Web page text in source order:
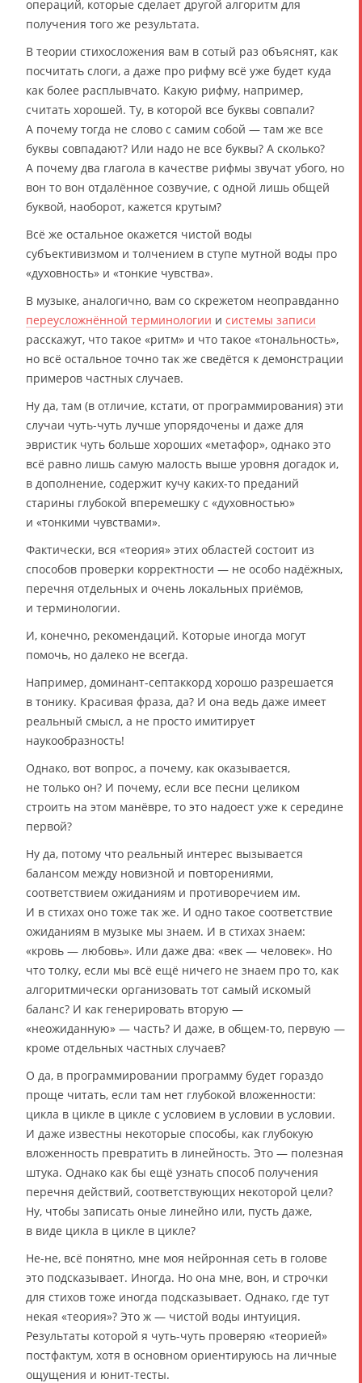
операций, которые сделает другой алгоритм для
получения того же результата.
В теории стихосложения вам в сотый раз объяснят, как
посчитать слоги, а даже про рифму всё уже будет куда
как более расплывчато. Какую рифму, например,
считать хорошей. Ту, в которой все буквы совпали?
А почему тогда не слово с самим собой — там же все
буквы совпадают? Или надо не все буквы? А сколько?
А почему два глагола в качестве рифмы звучат убого, но
вон то вон отдалённое созвучие, с одной лишь общей
буквой, наоборот, кажется крутым?
Всё же остальное окажется чистой воды
субъективизмом и толчением в ступе мутной воды про
«духовность» и «тонкие чувства».
В музыке, аналогично, вам со скрежетом неоправданно
переусложнённой терминологии и системы записи
расскажут, что такое «ритм» и что такое «тональность»,
но всё остальное точно так же сведётся к демонстрации
примеров частных случаев.
Ну да, там (в отличие, кстати, от программирования) эти
случаи чуть-чуть лучше упорядочены и даже для
эвристик чуть больше хороших «метафор», однако это
всё равно лишь самую малость выше уровня догадок и,
в дополнение, содержит кучу каких-то преданий
старины глубокой вперемешку с «духовностью»
и «тонкими чувствами».
Фактически, вся «теория» этих областей состоит из
способов проверки корректности — не особо надёжных,
перечня отдельных и очень локальных приёмов,
и терминологии.
И, конечно, рекомендаций. Которые иногда могут
помочь, но далеко не всегда.
Например, доминант-септаккорд хорошо разрешается
в тонику. Красивая фраза, да? И она ведь даже имеет
реальный смысл, а не просто имитирует
наукообразность!
Однако, вот вопрос, а почему, как оказывается,
не только он? И почему, если все песни целиком
строить на этом манёвре, то это надоест уже к середине
первой?
Ну да, потому что реальный интерес вызывается
балансом между новизной и повторениями,
соответствием ожиданиям и противоречием им.
И в стихах оно тоже так же. И одно такое соответствие
ожиданиям в музыке мы знаем. И в стихах знаем:
«кровь — любовь». Или даже два: «век — человек». Но
что толку, если мы всё ещё ничего не знаем про то, как
алгоритмически организовать тот самый искомый
баланс? И как генерировать вторую —
«неожиданную» — часть? И даже, в общем-то, первую —
кроме отдельных частных случаев?
О да, в программировании программу будет гораздо
проще читать, если там нет глубокой вложенности:
цикла в цикле в цикле с условием в условии в условии.
И даже известны некоторые способы, как глубокую
вложенность превратить в линейность. Это — полезная
штука. Однако как бы ещё узнать способ получения
перечня действий, соответствующих некоторой цели?
Ну, чтобы записать оные линейно или, пусть даже,
в виде цикла в цикле в цикле?
Не-не, всё понятно, мне моя нейронная сеть в голове
это подсказывает. Иногда. Но она мне, вон, и строчки
для стихов тоже иногда подсказывает. Однако, где тут
некая «теория»? Это ж — чистой воды интуиция.
Результаты которой я чуть-чуть проверяю «теорией»
постфактум, хотя в основном ориентируюсь на личные
ощущения и юнит-тесты.